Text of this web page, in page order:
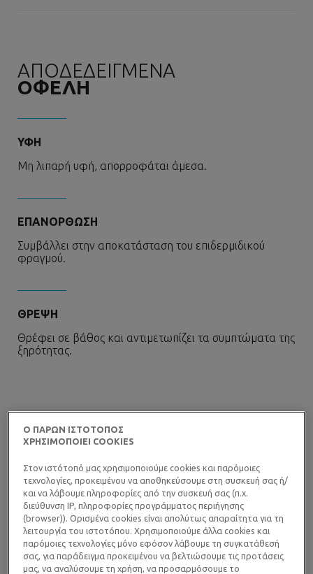
ΑΠΟΔΕΔΕΙΓΜΕΝΑ
ΟΦΕΛΗ
ΥΦΗ
Μη λιπαρή υφή, απορροφάται άμεσα.
ΕΠΑΝΟΡΘΩΣΗ
Συμβάλλει στην αποκατάσταση του επιδερμιδικού
φραγμού.
ΘΡΕΨΗ
Θρέφει σε βάθος και αντιμετωπίζει τα συμπτώματα της
ξηρότητας.
ΕΦΑΡΜΟΓΗ
Ο ΠΑΡΩΝ ΙΣΤΟΤΟΠΟΣ
ΧΡΗΣΙΜΟΠΟΙΕΙ COOKIES
Στον ιστότοπό μας χρησιμοποιούμε cookies και παρόμοιες
τεχνολογίες, προκειμένου να αποθηκεύσουμε στη συσκευή σας ή/
και να λάβουμε πληροφορίες από την συσκευή σας (π.χ.
διεύθυνση IP, πληροφορίες προγράμματος περιήγησης
(browser)). Ορισμένα cookies είναι απολύτως απαραίτητα για τη
λειτουργία του ιστοτόπου. Χρησιμοποιούμε άλλα cookies και
παρόμοιες τεχνολογίες μόνο εφόσον λάβουμε τη συγκατάθεσή
σας, για παράδειγμα προκειμένου να βελτιώσουμε τις προτάσεις
μας, να αναλύσουμε τη χρήση, να προσαρμόσουμε το